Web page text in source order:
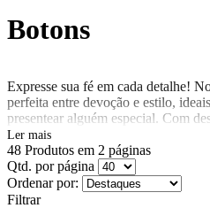
Botons
Expresse sua fé em cada detalhe!
perfeita entre devoção e estilo,
presentear alguém especial. Com
de qualidade, são acessórios
religiosos.
Variedade de Modelos | Perfeitos
Religiosa | Ótimos para
Ler mais
48 Produtos em 2 páginas
Qtd. por página
Ordenar por:
Filtrar